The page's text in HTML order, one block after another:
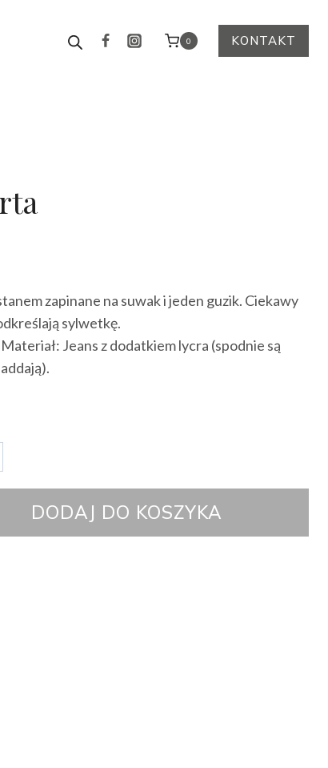
0 KONTAKT
zapinane na suwak i jeden guzik. Ciekawy
sylwetkę.
Jeans z dodatkiem lycra (spodnie są
DODAJ DO KOSZYKA